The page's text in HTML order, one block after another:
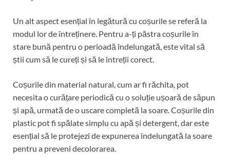
Un alt aspect esențial în legătură cu coșurile se referă la
modul lor de întreținere. Pentru a-ți păstra coșurile în
stare bună pentru o perioadă îndelungată, este vital să
știi cum să le cureți și să le întreții corect.
Coșurile din material natural, cum ar fi răchita, pot
necesita o curățare periodică cu o soluție ușoară de săpun
și apă, urmată de o uscare completă la soare. Coșurile din
plastic pot fi spălate simplu cu apă și detergent, dar este
esențial să le protejezi de expunerea îndelungată la soare
pentru a preveni decolorarea.